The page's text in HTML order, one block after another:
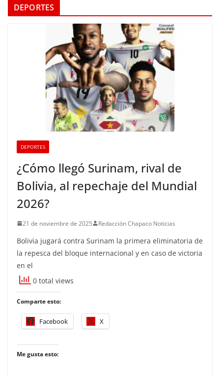
DEPORTES
DEPORTES
¿Cómo llegó Surinam, rival de
Bolivia, al repechaje del Mundial
2026?
21 de noviembre de 2025 Redacción Chapaco Noticias
Bolivia jugará contra Surinam la primera eliminatoria de
la repesca del bloque internacional y en caso de victoria
en el
0 total views
Comparte esto:
Facebook X
Me gusta esto: